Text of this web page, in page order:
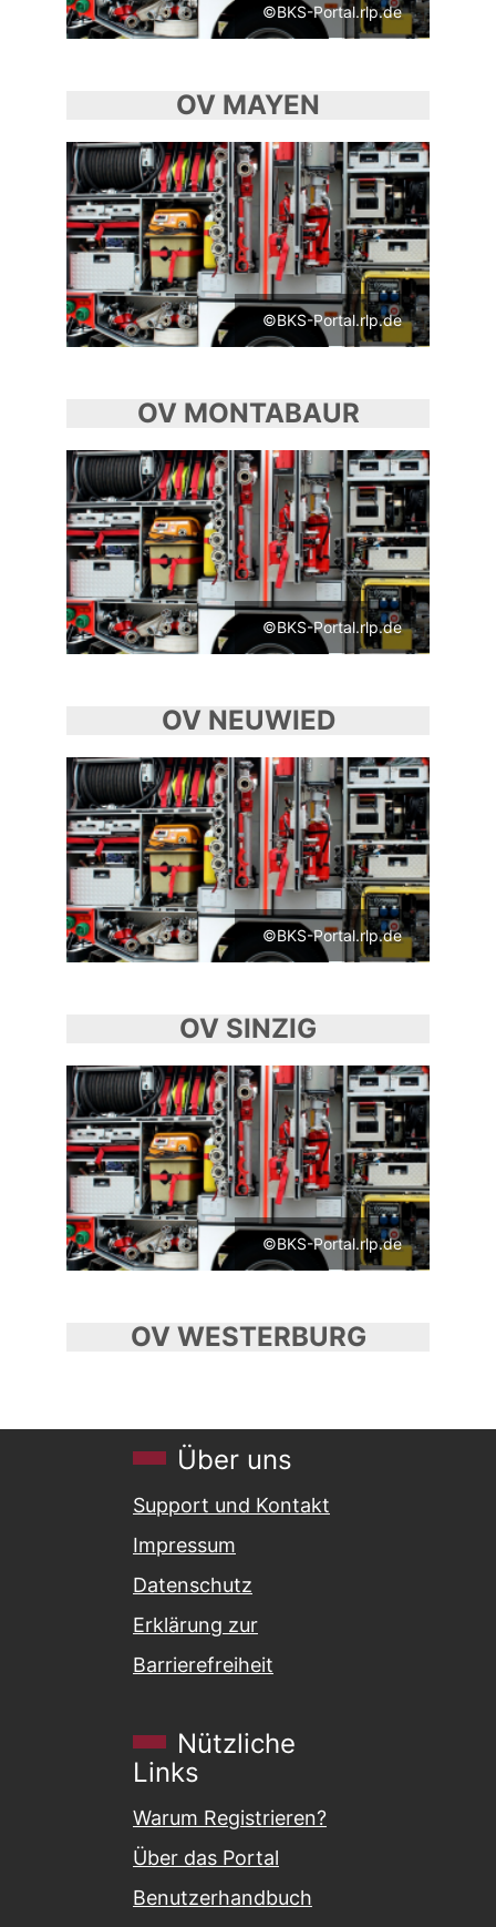
©BKS-Portal.rlp.de
OV MAYEN
©BKS-Portal.rlp.de
OV MONTABAUR
©BKS-Portal.rlp.de
OV NEUWIED
©BKS-Portal.rlp.de
OV SINZIG
©BKS-Portal.rlp.de
OV WESTERBURG
Über uns
Support und Kontakt
Impressum
Datenschutz
Erklärung zur
Barrierefreiheit
Nützliche
Links
Warum Registrieren?
Über das Portal
Benutzerhandbuch